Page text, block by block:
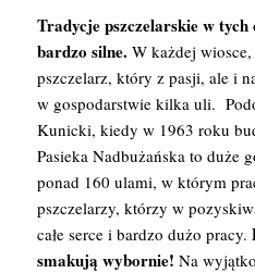
Tradycje pszczelarskie w tych
bardzo silne. W każdej
pszczelarz, który z pasji, ale i
w gospodarstwie kilka uli.
Kunicki, kiedy w 1963 roku
Pasieka Nadbużańska to duże
ponad 160 ulami, w którym
pszczelarzy, którzy w
całe serce i bardzo dużo pracy.
smakują wybornie! Na